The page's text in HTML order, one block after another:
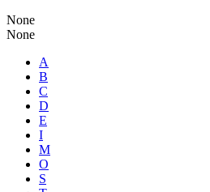
None
None
A
B
C
D
E
I
M
O
S